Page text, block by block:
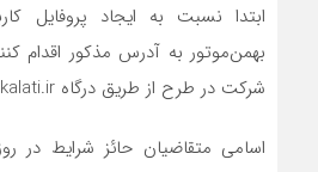
ابتدا نسبت به ایجاد پروفایل
بهمن‌موتور به آدرس مذکور اقدام
شرکت در طرح از طریق درگاه vsp.vekalati.ir فراهم شود.